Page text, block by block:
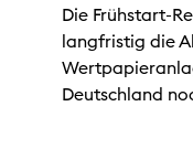
Die Frühstart-
langfristig die
Deutschland